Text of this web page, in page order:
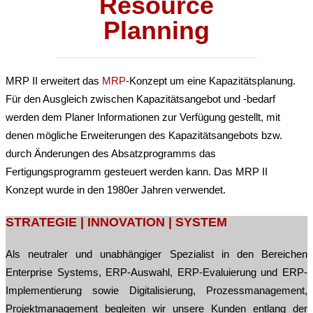
Planning
MRP II erweitert das MRP-Konzept um eine Kapazitätsplanung.
Für den Ausgleich zwischen Kapazitätsangebot und -bedarf
werden dem Planer Informationen zur Verfügung gestellt, mit
denen mögliche Erweiterungen des Kapazitätsangebots bzw.
durch Änderungen des Absatzprogramms das
Fertigungsprogramm gesteuert werden kann. Das MRP II
Konzept wurde in den 1980er Jahren verwendet.
Post
navigation
STRATEGIE | INNOVATION | SYSTEM
Als neutraler und unabhängiger Spezialist in den Bereichen
Enterprise Systems, ERP-Auswahl, ERP-Evaluierung und ERP-
Implementierung sowie Digitalisierung, Prozessmanagement,
Projektmanagement begleiten wir unsere Kunden entlang der